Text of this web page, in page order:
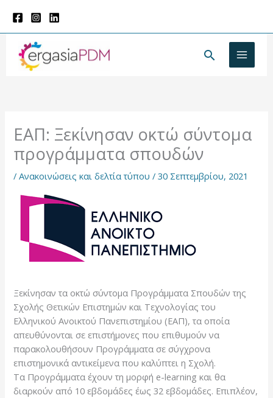
στο
περιεχόμενο
ΕΑΠ: Ξεκίνησαν οκτώ σύντομα
προγράμματα σπουδών
/Ανακοινώσεις και δελτία τύπου /30 Σεπτεμβρίου, 2021
Ξεκίνησαν τα οκτώ σύντομα Προγράμματα Σπουδών της
Σχολής Θετικών Επιστημών και Τεχνολογίας του
Ελληνικού Ανοικτού Πανεπιστημίου (ΕΑΠ), τα οποία
απευθύνονται σε επιστήμονες που επιθυμούν να
παρακολουθήσουν Προγράμματα σε σύγχρονα
επιστημονικά αντικείμενα που καλύπτει η Σχολή.
Τα Προγράμματα έχουν τη μορφή e-learning και θα
διαρκούν από 10 εβδομάδες έως 32 εβδομάδες. Επιπλέον,